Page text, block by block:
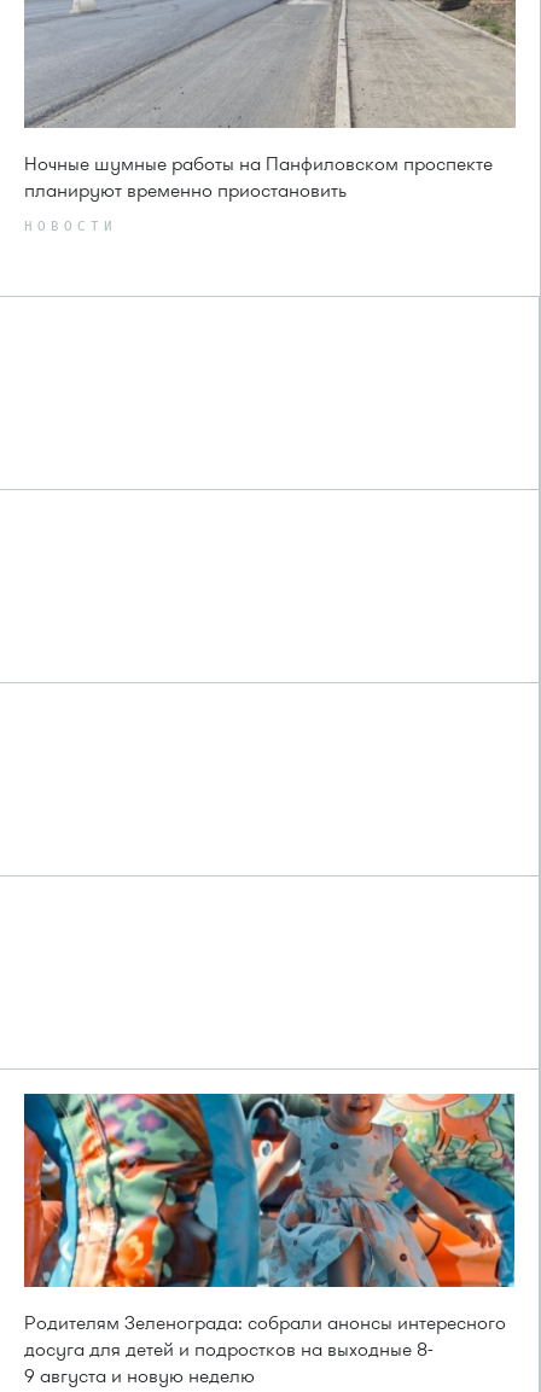
Ночные шумные работы на Панфиловском проспекте
планируют временно приостановить
НОВОСТИ
Родителям Зеленограда: собрали анонсы интересного
досуга для детей и подростков на выходные 8-
9 августа и новую неделю